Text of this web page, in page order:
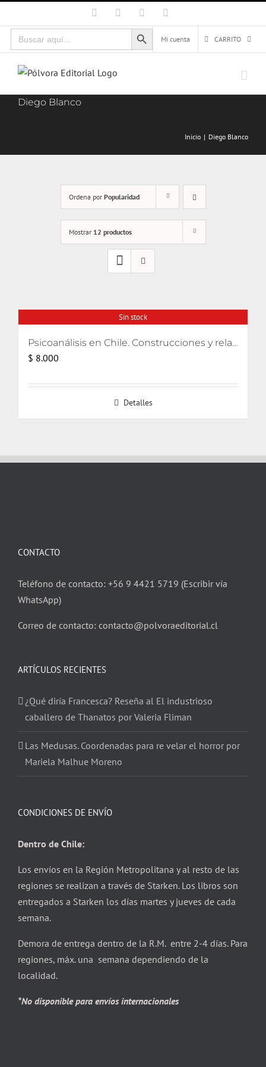
al
contenido
Facebook Instagram
Buscar:
Botón de búsqueda
Mi cuenta
CARRITO
Diego Blanco
Inicio Diego Blanco
Ordena por Popularidad
Mostrar 12 productos
Sin stock
Psicoanálisis en Chile. Construcciones y relatos
$ 8.000
Detalles
CONTACTO
Teléfono de contacto: +56 9 4421 5719 (Escribir vía
WhatsApp)
Correo de contacto: contacto@polvoraeditorial.cl
ARTÍCULOS RECIENTES
¿Qué diría Francesca? Reseña al El industrioso
caballero de Thanatos por Valeria Fliman
Las Medusas. Coordenadas para re velar el horror por
Mariela Malhue Moreno
CONDICIONES DE ENVÍO
Dentro de Chile:
Los envíos en la Región Metropolitana y al resto de las
regiones se realizan a través de Starken. Los libros son
entregados a Starken los días martes y jueves de cada
semana.
Demora de entrega dentro de la R.M. entre 2-4 días. Para
regiones, máx. una semana dependiendo de la
localidad.
*No disponible para envíos internacionales